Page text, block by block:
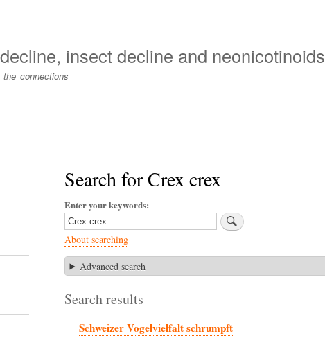
content
insect decline and neonicotinoids
the connections
Search for Crex crex
Enter your keywords
About searching
Advanced search
Search results
Schweizer Vogelvielfalt schrumpft